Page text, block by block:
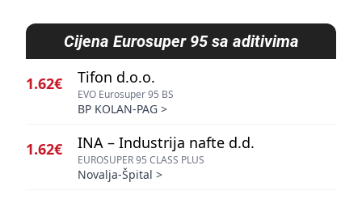
Cijena Eurosuper 95 sa aditivima
1.62€ Tifon d.o.o.
EVO Eurosuper 95 BS
BP KOLAN-PAG >
1.62€ INA – Industrija nafte d.d.
EUROSUPER 95 CLASS PLUS
Novalja-Špital >